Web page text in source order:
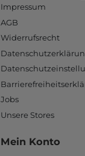
Impressum
AGB
Widerrufsrecht
Jobs
Unsere Stores
Mein Konto